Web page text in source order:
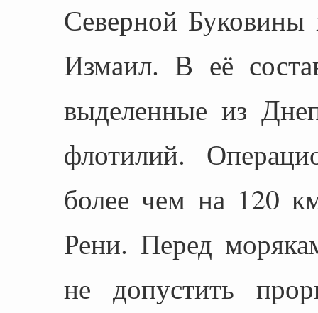
Северной
Измаил. В её
выделенные из
флотилий.
более чем на 120
Рени. Перед
не допустить